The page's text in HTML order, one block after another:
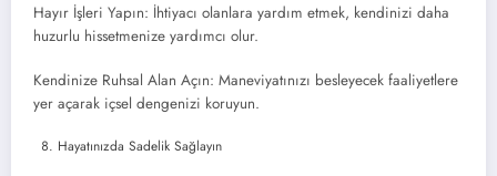
Hayır İşleri Yapın: İhtiyacı olanlara yardım etmek, kendinizi daha
huzurlu hissetmenize yardımcı olur.
Kendinize Ruhsal Alan Açın: Maneviyatınızı besleyecek faaliyetlere
yer açarak içsel dengenizi koruyun.
Hayatınızda Sadelik Sağlayın